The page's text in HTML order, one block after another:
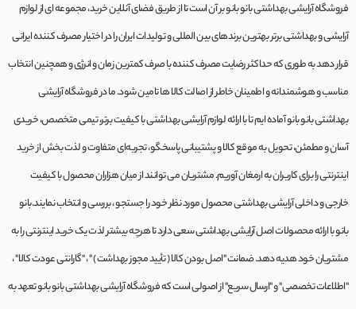
فروشگاه آرایشی بهداشتی بانو بانو بر آن است تا از طریق فضای آنلاین خرید، مجموعه‌ ای از لوازم
آرایشی و بهداشتی برتر بهترین برندهای بین المللی و تولیدات ایران را در اختیار مصرف کننده ایرانی
قرار دهد به طوری که حداکثر رضایت مصرف کننده با صرف کمترین زمان و انرژی و همچنین انتخاب
مناسب و هوشمندانه و اطمینان خاطر از اصالت کالا ها تامین شود. ما در فروشگاه آرایشی
بهداشتی بانو بانو آماده ایم تا با ارائه لوازم آرایشی بهداشتی با کیفیت برتر، تیمی متخصص، خریدی
آسان و مطمئن، تحویل به موقع کالا و پشتیبانی پاسخگو، تجربه‌ای متفاوت و لذت بخش از خرید
اینترنتی را برای کاربران به ارمغان آوریم. مشتريان می توانند از ميان هزاران محصول با کيفيت
خارجی و داخلی آرایشی بهداشتی محصول مورد نظر خود را جستجو ، بررسی و انتخاب نمايند.بانو
بانو با ارائه محصولات اصل آرایشی بهداشتی سعی دارد تا هرچه بیشتر لذت یک خرید اینترنتی را به
مشتریان خود هدیه دهد. ضمانت "اصل بودن کالا ( تأیید مجوز بهداشت ) " ، "گارانتی عودت کالا" ،
"اطلاعات تخصصی" و "ارسال سریع" از اصولی است که فروشگاه آرایشی بهداشتی بانو بانو تعهد به